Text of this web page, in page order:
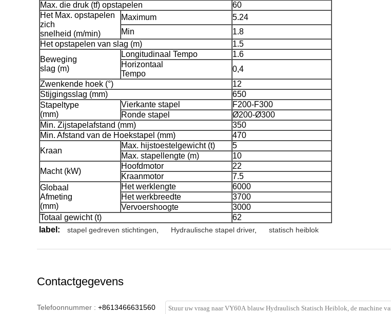
Max. die druk (tf) opstapelen
60
Het Max. opstapelen
zich
snelheid (m/min)
Maximum
5.24
Min
1.8
Het opstapelen van slag (m)
1.5
Beweging
slag (m)
Longitudinaal Tempo
1.6
Horizontaal
Tempo
0,4
Zwenkende hoek (°)
12
Stijgingsslag (mm)
650
Stapeltype
(mm)
Vierkante stapel
F200-F300
Ronde stapel
Ø200-Ø300
Min. Zijstapelafstand (mm)
350
Min. Afstand van de Hoekstapel (mm)
470
Kraan
Max. hijstoestelgewicht (t)
5
Max. stapellengte (m)
10
Macht (kW)
Hoofdmotor
22
Kraanmotor
7.5
Globaal
Afmeting
(mm)
Het werklengte
6000
Het werkbreedte
3700
Vervoershoogte
3000
Totaal gewicht (t)
62
label:
stapel gedreven stichtingen Hydraulische stapel driver, statisch heiblok
Contactgegevens
Telefoonnummer : +8613466631560